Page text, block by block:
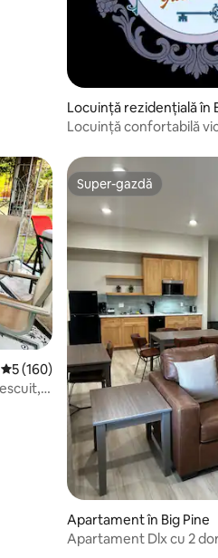
Locuință rezidențială în
p
Locuință confortabilă
oaspeților
Scor mediu de 5 din 5, 160 recenzii
5 (160)
Super-gazdă
Super-gazdă
Apartament în Big Pine
Apartament Dlx cu 2